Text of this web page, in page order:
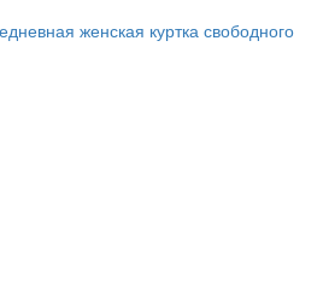
женская куртка свободного